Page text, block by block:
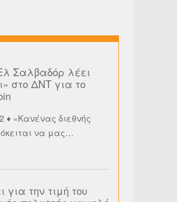
Σαλβαδόρ λέει
στο ΔΝΤ για το
♦ «Κανένας διεθνής
να μας…
για την τιμή του